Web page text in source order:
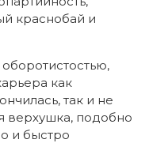
краснобай и
как
так и не
верхушка, подобно
и быстро